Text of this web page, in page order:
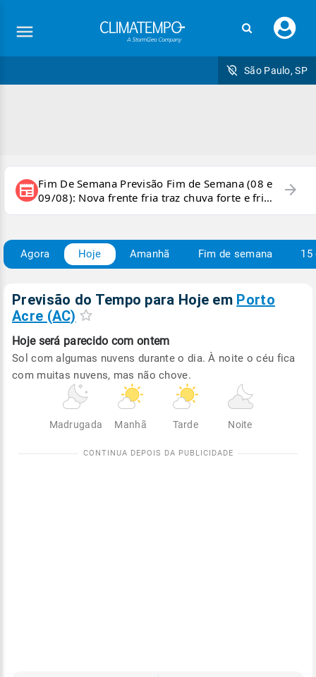
seu
São Paulo, SP
newspaper Fim De Semana Previsão Fim de Semana (08 e
09/08): Nova frente fria traz chuva forte e frio
para áreas do país
arrow_forward
Agora Hoje Amanhã Fim de semana 15
Previsão do Tempo para Hoje em Porto
Acre (AC)
Hoje será parecido com ontem
Sol com algumas nuvens durante o dia. À noite o céu fica
com muitas nuvens, mas não chove.
Madrugada Manhã Tarde Noite